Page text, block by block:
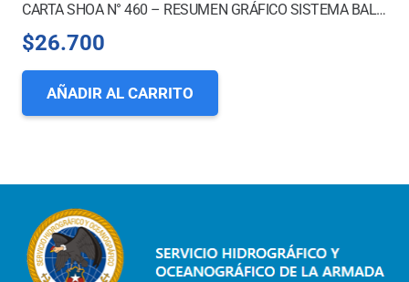
CARTA SHOA N° 460 – RESUMEN GRÁFICO SISTEMA BALIZAMIENTO MARÍTIMO NACIONAL
$26.700
AÑADIR AL CARRITO